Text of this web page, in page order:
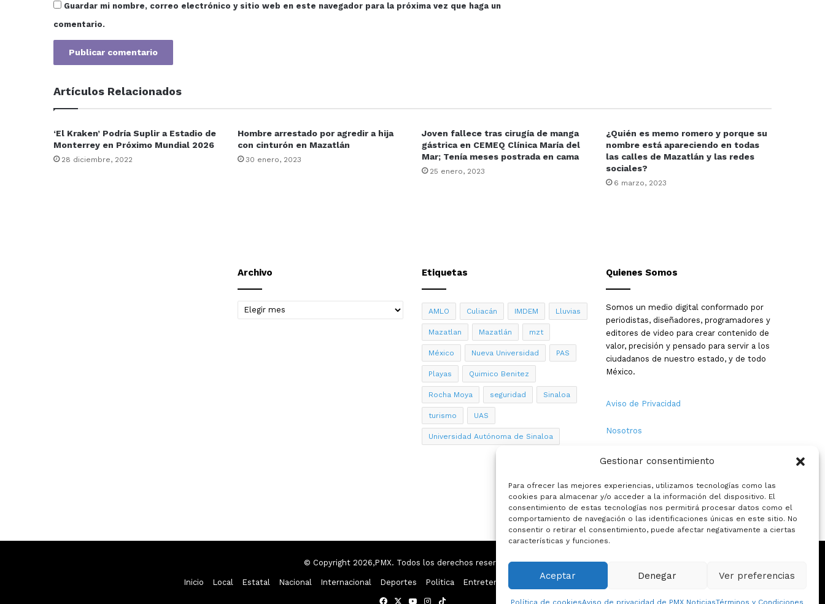
Gestionar consentimiento
Para ofrecer las mejores experiencias, utilizamos tecnologías como las
cookies para almacenar y/o acceder a la información del dispositivo. El
consentimiento de estas tecnologías nos permitirá procesar datos como el
comportamiento de navegación o las identificaciones únicas en este sitio. No
consentir o retirar el consentimiento, puede afectar negativamente a ciertas
características y funciones.
Aceptar Denegar Ver preferencias
Política de cookiesAviso de privacidad de PMX NoticiasTérminos y Condiciones
Guardar mi nombre, correo electrónico y sitio web en este navegador para la próxima vez que haga un
comentario.
Artículos Relacionados
‘El Kraken’ Podría Suplir a Estadio de
Monterrey en Próximo Mundial 2026
28 diciembre, 2022
Hombre arrestado por agredir a hija
con cinturón en Mazatlán
30 enero, 2023
Joven fallece tras cirugía de manga
gástrica en CEMEQ Clínica María del
Mar; Tenía meses postrada en cama
25 enero, 2023
¿Quién es memo romero y porque su
nombre está apareciendo en todas
las calles de Mazatlán y las redes
sociales?
6 marzo, 2023
Archivo
Archivo
Etiquetas
AMLO Culiacán IMDEM Lluvias
Mazatlan Mazatlán mzt
México Nueva Universidad PAS
Playas Quimico Benitez
Rocha Moya seguridad Sinaloa
turismo UAS
Universidad Autónoma de Sinaloa
Quienes Somos
Somos un medio digital conformado por
periodistas, diseñadores, programadores y
editores de video para crear contenido de
valor, precisión y pensado para servir a los
ciudadanos de nuestro estado, y de todo
México.
Aviso de Privacidad
Nosotros
Términos y Condiciones
Política de Cookies
Contacto
© Copyright 2026,PMX. Todos los derechos reservados.
Inicio Local Estatal Nacional Internacional Deportes Politica Entretenimiento Especiales
La opinion de:
Facebook
X YouTubeInstagram
TikTok